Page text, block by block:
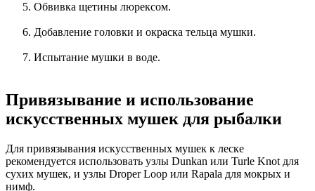
Обвивка щетины люрексом.
Добавление головки и окраска тельца мушки.
Испытание мушки в воде.
Привязывание и использование
искусственных мушек для рыбалки
Для привязывания искусственных мушек к леске
рекомендуется использовать узлы Dunkan или Turle Knot для
сухих мушек, и узлы Droper Loop или Rapala для мокрых и
нимф.